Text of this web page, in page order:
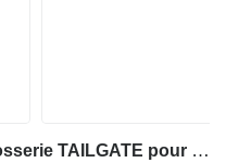
Autre pièce détachée de carrosserie TAILGATE pour tombereau articulé Volvo A30G